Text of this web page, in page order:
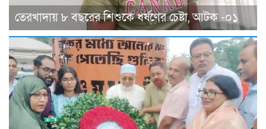
তেরখাদায় ৮ বছরের শিশুকে ধর্ষণের চেষ্টা, আটক -০১